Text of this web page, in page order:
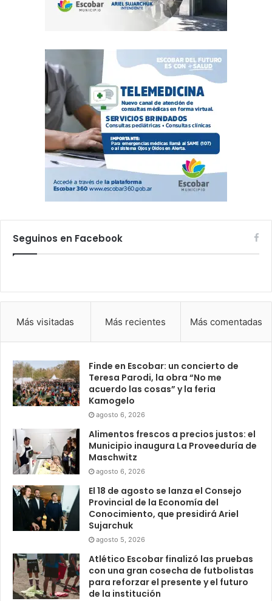
Seguinos en Facebook
Más visitadas Más recientes Más comentadas
Finde en Escobar: un concierto de
Teresa Parodi, la obra “No me
acuerdo las cosas” y la feria
Kamogelo
agosto 6, 2026
Alimentos frescos a precios justos: el
Municipio inaugura La Proveeduría de
Maschwitz
agosto 6, 2026
El 18 de agosto se lanza el Consejo
Provincial de la Economía del
Conocimiento, que presidirá Ariel
Sujarchuk
agosto 5, 2026
Atlético Escobar finalizó las pruebas
con una gran cosecha de futbolistas
para reforzar el presente y el futuro
de la institución